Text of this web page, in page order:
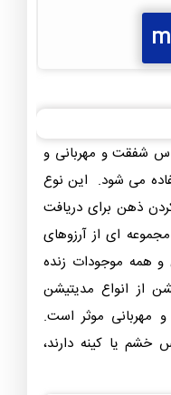
شفقت و مهربانی و
می ‌شود. این نوع
ذهن برای دریافت
ای از آرزوهای
و همه موجودات زنده
از انواع مدیتیشن
مهربانی موثر است.
یا کینه دارند،